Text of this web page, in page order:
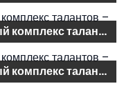
Бакинский образовательный комплекс талантов – Футбольное поле
Бакинский образовательный комплекс талантов – Баскетбольная площадка